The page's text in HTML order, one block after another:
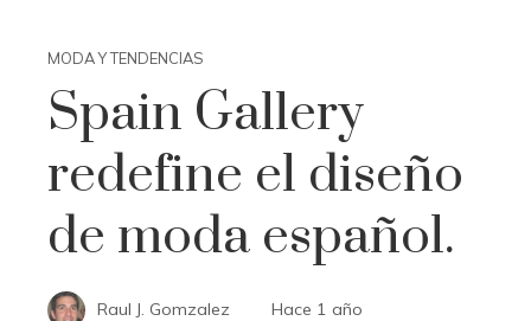
MODA Y TENDENCIAS
Spain Gallery
redefine el diseño
de moda español.
Raul J. Gomzalez Hace 1 año